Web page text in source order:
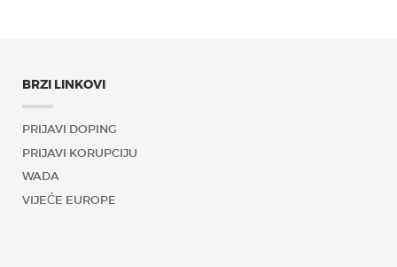
BRZI LINKOVI
PRIJAVI DOPING
PRIJAVI KORUPCIJU
WADA
VIJEĆE EUROPE